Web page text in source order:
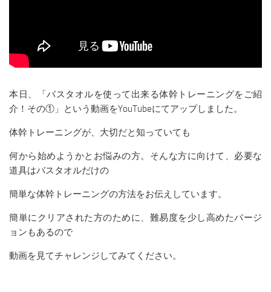
本日、「バスタオルを使って出来る体幹トレーニングをご紹
介！その①」という動画をYouTubeにてアップしました。
体幹トレーニングが、大切だと知っていても
何から始めようかとお悩みの方。そんな方に向けて、必要な
道具はバスタオルだけの
簡単な体幹トレーニングの方法をお伝えしています。
簡単にクリアされた方のために、難易度を少し高めたバージ
ョンもあるので
動画を見てチャレンジしてみてください。